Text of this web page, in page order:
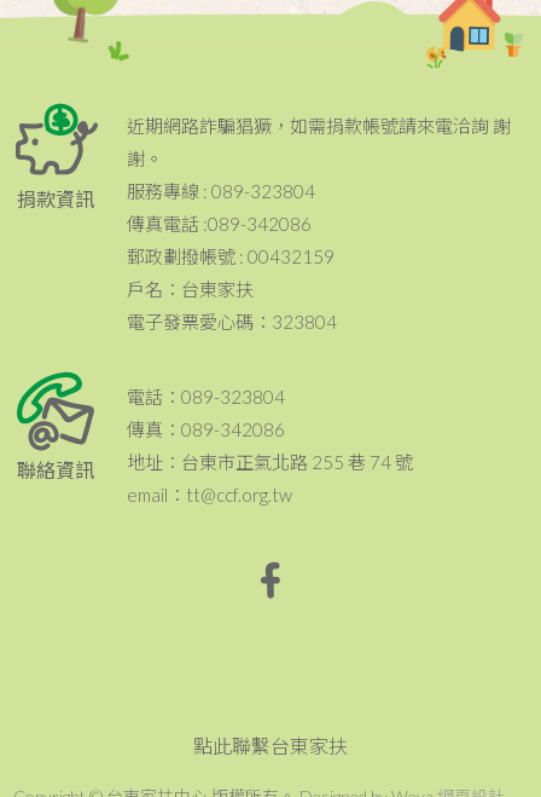
捐款資訊
近期網路詐騙猖獗，如需捐款帳號請來電洽詢 謝
謝。
服務專線 : 089-323804
傳真電話 :089-342086
郵政劃撥帳號 : 00432159
戶名：台東家扶
電子發票愛心碼：323804
聯絡資訊
電話：089-323804
傳真：089-342086
地址：台東市正氣北路 255 巷 74 號
email：tt@ccf.org.tw
點此聯繫台東家扶